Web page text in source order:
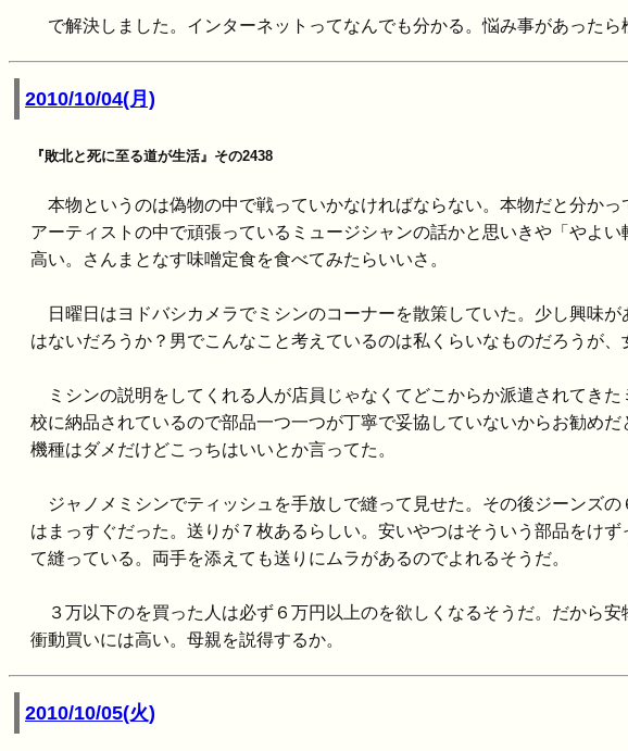
で解決しました。インターネットってなんでも分かる。悩み事があったら
2010/10/04(月)
『敗北と死に至る道が生活』その2438
本物というのは偽物の中で戦っていかなければならない。本物だと分か
アーティストの中で頑張っているミュージシャンの話かと思いきや「やよ
高い。さんまとなす味噌定食を食べてみたらいいさ。
日曜日はヨドバシカメラでミシンのコーナーを散策していた。少し興味
はないだろうか？男でこんなこと考えているのは私くらいなものだろうが、
ミシンの説明をしてくれる人が店員じゃなくてどこからか派遣されてき
校に納品されているので部品一つ一つが丁寧で妥協していないからお勧め
機種はダメだけどこっちはいいとか言ってた。
ジャノメミシンでティッシュを手放しで縫って見せた。その後ジーンズ
はまっすぐだった。送りが７枚あるらしい。安いやつはそういう部品をけ
て縫っている。両手を添えても送りにムラがあるのでよれるそうだ。
３万以下のを買った人は必ず６万円以上のを欲しくなるそうだ。だから
衝動買いには高い。母親を説得するか。
2010/10/05(火)